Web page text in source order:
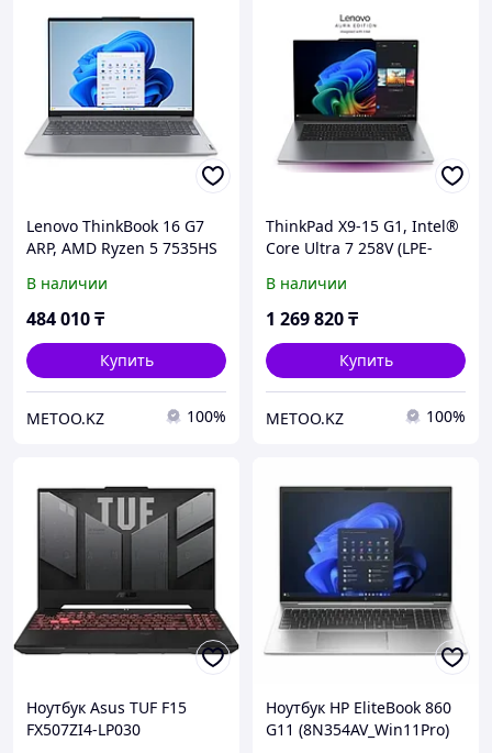
Lenovo ThinkBook 16 G7
ARP, AMD Ryzen 5 7535HS
WUXGA Non-Touch,
W11P64 RUS, 16
В наличии
484 010₸
Купить
METOO.KZ 100%
ThinkPad X9-15 G1, Intel®
Core Ultra 7 258V (LPE-
12MB), 15.3" 2.8K Touch,
W11P
В наличии
1 269 820₸
Купить
METOO.KZ 100%
Ноутбук Asus TUF F15
FX507ZI4-LP030
Ноутбук HP EliteBook 860
G11 (8N354AV_Win11Pro)